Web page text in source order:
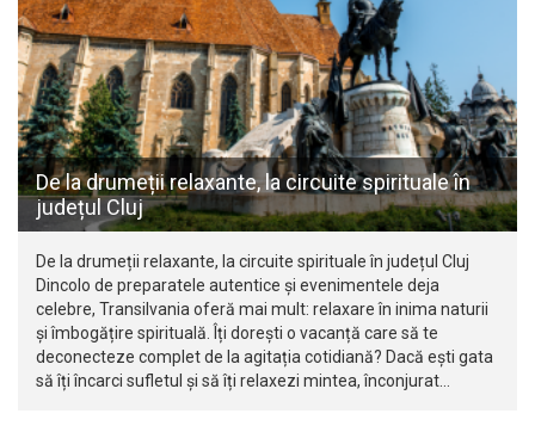
De la drumeții relaxante, la circuite spirituale în
județul Cluj
De la drumeții relaxante, la circuite spirituale în județul Cluj
Dincolo de preparatele autentice și evenimentele deja
celebre, Transilvania oferă mai mult: relaxare în inima naturii
și îmbogățire spirituală. Îți dorești o vacanță care să te
deconecteze complet de la agitația cotidiană? Dacă ești gata
să îți încarci sufletul și să îți relaxezi mintea, înconjurat…